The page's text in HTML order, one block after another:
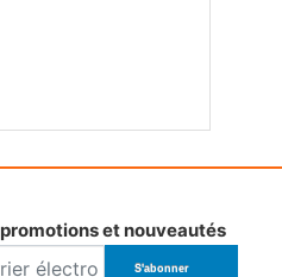
et nouveautés